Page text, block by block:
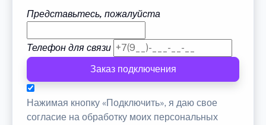
Представьтесь, пожалуйста
Телефон для связи
Заказ подключения
Нажимая кнопку «Подключить», я даю свое
согласие на обработку моих персональных